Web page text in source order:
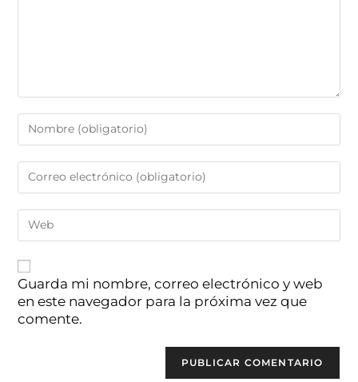
Guarda mi nombre, correo electrónico y web
en este navegador para la próxima vez que
comente.